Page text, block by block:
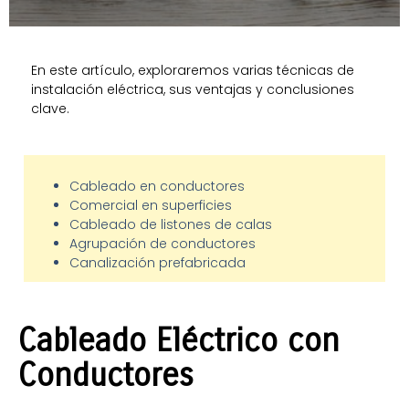
En este artículo, exploraremos varias técnicas de
instalación eléctrica, sus ventajas y conclusiones
clave.
Cableado en conductores
Comercial en superficies
Cableado de listones de calas
Agrupación de conductores
Canalización prefabricada
Cableado Eléctrico con
Conductores